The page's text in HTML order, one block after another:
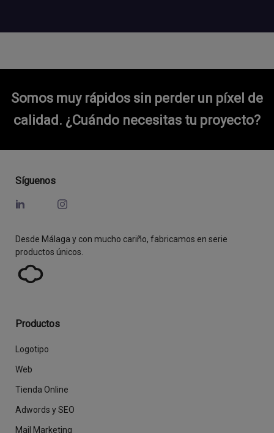
Somos muy rápidos sin perder un píxel de
calidad. ¿Cuándo necesitas tu proyecto?
Síguenos
Desde Málaga y con mucho cariño, fabricamos en serie
productos únicos.
Productos
Logotipo
Web
Tienda Online
Adwords y SEO
Mail Marketing